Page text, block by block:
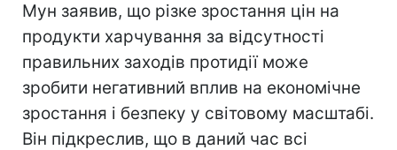
Мун заявив, що різке зростання цін на
продукти харчування за відсутності
правильних заходів протидії може
зробити негативний вплив на економічне
зростання і безпеку у світовому масштабі.
Він підкреслив, що в даний час всі